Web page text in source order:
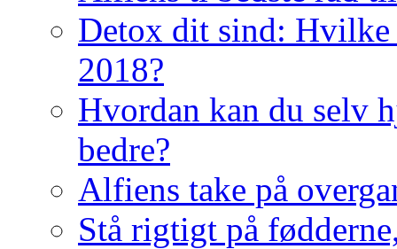
Detox dit sind:
2018?
Hvordan kan du selv
bedre?
Alfiens take på
Stå rigtigt på